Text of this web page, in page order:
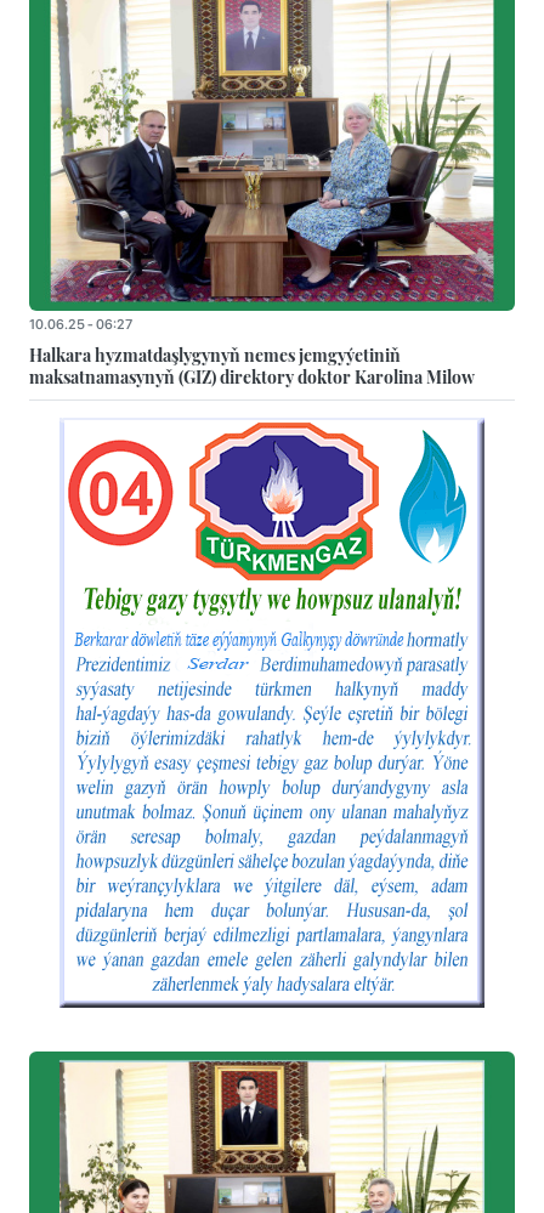
10.06.25 - 06:27
Halkara hyzmatdaşlygynyň nemes jemgyýetiniň
maksatnamasynyň (GIZ) direktory doktor Karolina Milow